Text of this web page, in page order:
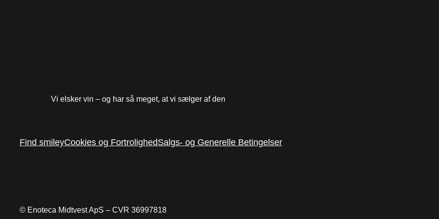
Vi elsker vin – og har så meget, at vi sælger af den
Find smileyCookies og FortrolighedSalgs- og Generelle Betingelser
© Enoteca Midtvest ApS – CVR 36997818